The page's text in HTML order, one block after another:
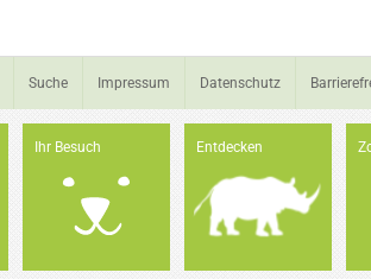
Ihr Besuch Entdecken
Suche Impressum Datenschutz